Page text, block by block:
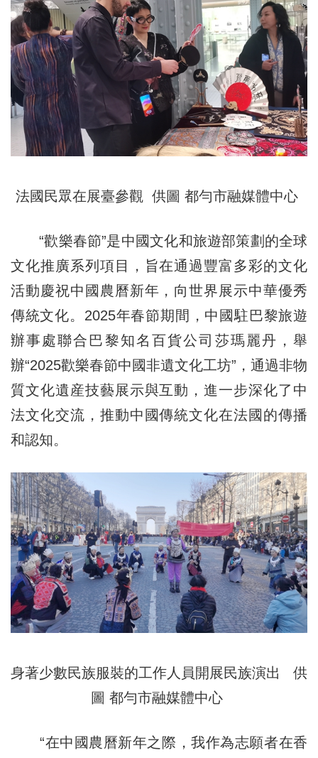
法國民眾在展臺參觀 供圖 都勻市融媒體中心
“歡樂春節”是中國文化和旅遊部策劃的全球
文化推廣系列項目，旨在通過豐富多彩的文化
活動慶祝中國農曆新年，向世界展示中華優秀
傳統文化。2025年春節期間，中國駐巴黎旅遊
辦事處聯合巴黎知名百貨公司莎瑪麗丹，舉
辦“2025歡樂春節中國非遺文化工坊”，通過非物
質文化遺産技藝展示與互動，進一步深化了中
法文化交流，推動中國傳統文化在法國的傳播
和認知。
身著少數民族服裝的工作人員開展民族演出 供
圖 都勻市融媒體中心
“在中國農曆新年之際，我作為志願者在香